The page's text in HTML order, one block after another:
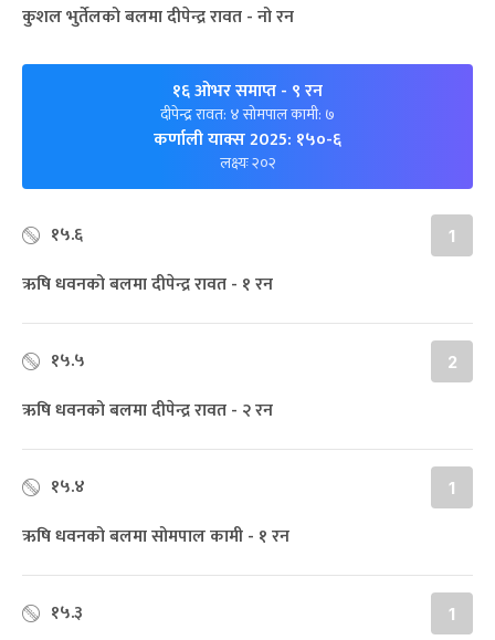
कुशल भुर्तेलको बलमा दीपेन्द्र रावत - नो रन
१६ ओभर समाप्त- ९ रन
दीपेन्द्र रावत: ४ सोमपाल कामी: ७
कर्णाली याक्स 2025: १५०-६
लक्ष्यः २०२
१५.६ 1
ऋषि धवनको बलमा दीपेन्द्र रावत - १ रन
१५.५ 2
ऋषि धवनको बलमा दीपेन्द्र रावत - २ रन
१५.४ 1
ऋषि धवनको बलमा सोमपाल कामी - १ रन
१५.३ 1